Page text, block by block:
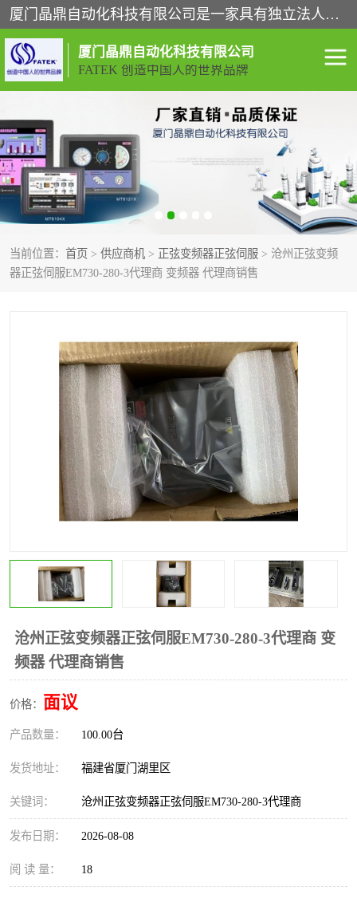
厦门晶鼎自动化科技有限公司是一家具有独立法人资格的高新技术企业；代理销售的产品有台湾威纶触摸屏，魏德米勒全系列，永宏触摸屏,威纶触摸屏,台湾威纶weinview触摸屏,台湾永宏PLC，FATEK,永宏伺服,图儿克总线，施耐德，欧姆龙，西门子，富士变频，K&N蓝系列， BUSSMANN，松下变频器，丹佛斯变频器等。
厦门晶鼎自动化科技有限公司
FATEK 创造中国人的世界品牌
当前位置： 首页 > 供应商机 > 正弦变频器正弦伺服 > 沧州正弦变频
器正弦伺服EM730-280-3代理商 变频器 代理商销售
沧州正弦变频器正弦伺服EM730-280-3代理商 变
频器 代理商销售
价格： 面议
产品数量： 100.00台
发货地址： 福建省厦门湖里区
关键词： 沧州正弦变频器正弦伺服EM730-280-3代理商
发布日期： 2026-08-08
阅 读 量： 18
闽台永宏PLC WEINVIEW闽台威纶触摸
正弦变频器正弦伺服 魏德米勒接线端子
ABB电流开关 魏德米勒电源
丹佛斯变频器 MOXA通讯模块
其他
安士能开关
克罗地亚 普洛菲斯触摸屏
魏德米勒继电器 施迈赛限位开关